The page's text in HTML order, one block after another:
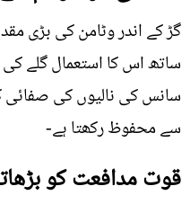
گڑ کے اندر وٹامن کی بڑی
ساتھ اس کا استعمال گلے
سانس کی نالیوں کی صفائی
سے محفوظ رکھتا ہے-
قوت مدافعت کو